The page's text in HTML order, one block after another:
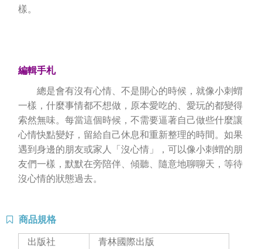
樣。
編輯手札
總是會有沒有心情、不是開心的時候，就像小刺蝟
一樣，什麼事情都不想做，原本愛吃的、愛玩的都變得
索然無味。每當這個時候，不需要逼著自己做些什麼讓
心情快點變好，留給自己休息和重新整理的時間。如果
遇到身邊的朋友或家人「沒心情」，可以像小刺蝟的朋
友們一樣，默默在旁陪伴、傾聽、隨意地聊聊天，等待
沒心情的狀態過去。
商品規格
出版社
青林國際出版